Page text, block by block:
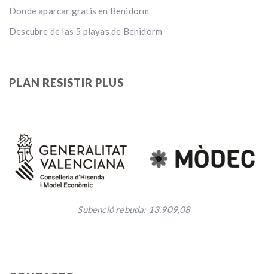
Donde aparcar gratis en Benidorm
Descubre de las 5 playas de Benidorm
PLAN RESISTIR PLUS
Subenció rebuda: 13.909,08